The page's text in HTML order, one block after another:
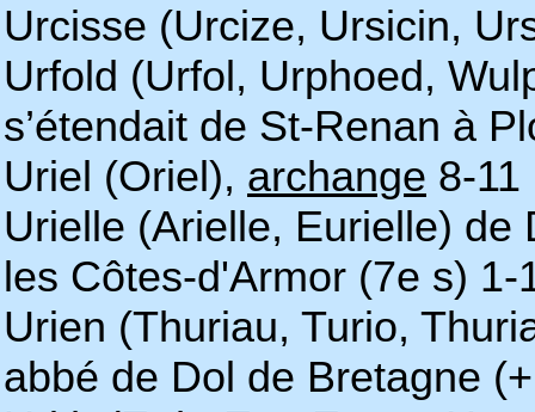
Urcisse (Urcize, Ursicin,
Urfold (Urfol, Urphoed,
s’étendait de St-Renan à
Uriel (Oriel), archange 8-11
Urielle (Arielle, Eurielle)
les Côtes-d'Armor (7e s) 1-
Urien (Thuriau, Turio,
abbé de Dol de Bretagne